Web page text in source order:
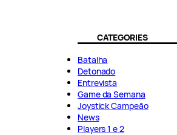
CATEGORIES
Batalha
Detonado
Entrevista
Game da Semana
Joystick Campeão
News
Players 1 e 2